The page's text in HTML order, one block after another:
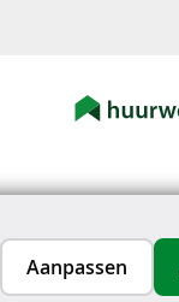
Aanpassen